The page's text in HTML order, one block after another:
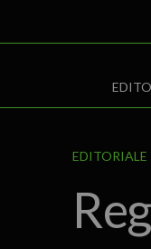
EDITORIALE